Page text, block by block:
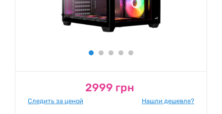
2999 грн
Следить за ценой Нашли дешевле?